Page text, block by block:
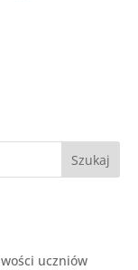
Szukaj
uczniów